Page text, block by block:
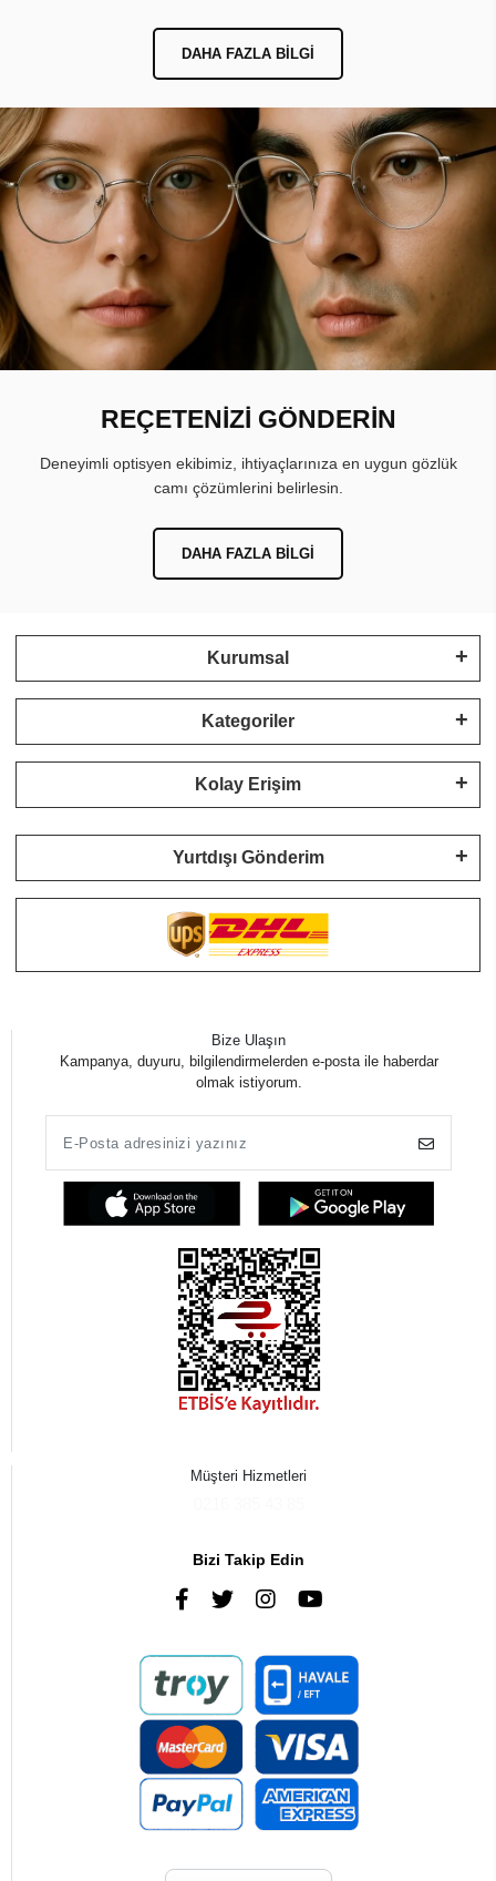
DAHA FAZLA BILGI
REÇETENİZİ GÖNDERİN
Deneyimli optisyen ekibimiz, ihtiyaçlarınıza en uygun gözlük
camı çözümlerini belirlesin.
DAHA FAZLA BILGI
Kurumsal
Kategoriler
Kolay Erişim
Yurtdışı Gönderim
Bize Ulaşın
Kampanya, duyuru, bilgilendirmelerden e-posta ile haberdar
olmak istiyorum.
Müşteri Hizmetleri
Bizi Takip Edin